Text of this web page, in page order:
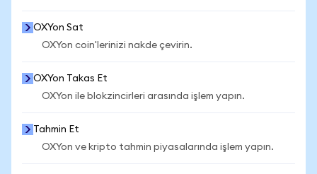
OXYon Sat
OXYon coin'lerinizi nakde çevirin.
OXYon Takas Et
OXYon ile blokzincirleri arasında işlem yapın.
Tahmin Et
OXYon ve kripto tahmin piyasalarında işlem yapın.